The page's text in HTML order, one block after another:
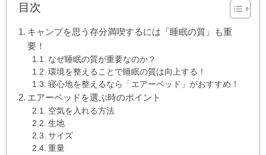
目次
キャンプを思う存分満喫するには「睡眠の質」も重
要！
なぜ睡眠の質が重要なのか？
環境を整えることで睡眠の質は向上する！
寝心地を整えるなら「エアーベッド」がおすすめ！
エアーベッドを選ぶ時のポイント
空気を入れる方法
生地
サイズ
重量